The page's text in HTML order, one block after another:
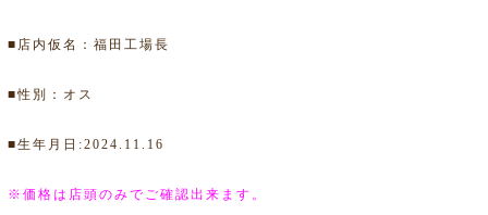
■店内仮名：福田工場長
■性別：オス
■生年月日:2024.11.16
※価格は店頭のみでご確認出来ます。